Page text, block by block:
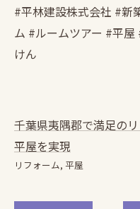
#平林建設株式会社 #新
ム #ルームツアー #平
けん
千葉県夷隅郡で満足の
平屋を実現
リフォーム 平屋